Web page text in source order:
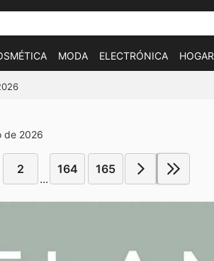
MODA ELECTRÓNICA HOGAR
de 2026
2
...
164 165